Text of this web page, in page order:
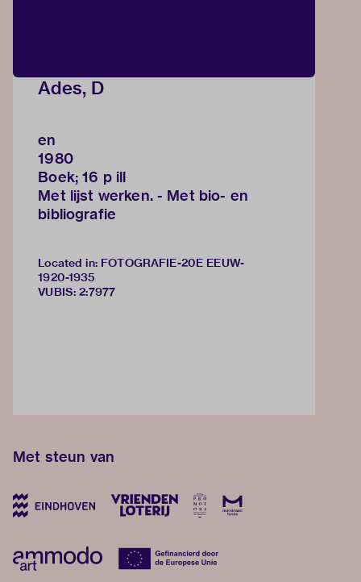
Ades, D
en
1980
Boek; 16 p ill
Met lijst werken. - Met bio- en
bibliografie
Located in: FOTOGRAFIE-20E EEUW-
1920-1935
VUBIS: 2:7977
Met steun van